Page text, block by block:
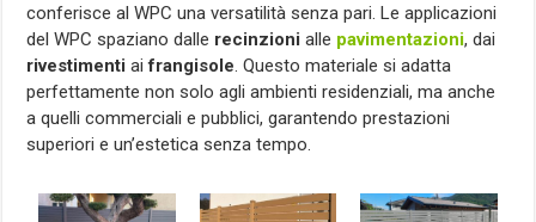
conferisce al WPC una versatilità senza pari. Le applicazioni
del WPC spaziano dalle recinzioni alle pavimentazioni, dai
rivestimenti aifrangisole. Questo materiale si adatta
perfettamente non solo agli ambienti residenziali, ma anche
a quelli commerciali e pubblici, garantendo prestazioni
superiori e un’estetica senza tempo.